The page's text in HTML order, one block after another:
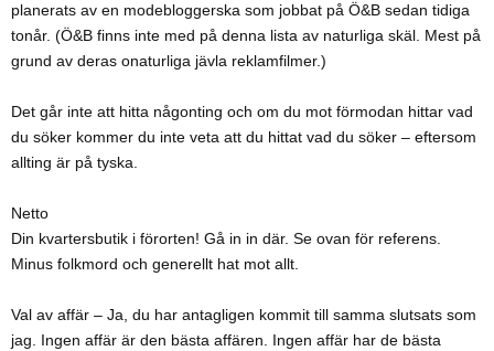
planerats av en modebloggerska som jobbat på Ö&B sedan tidiga
tonår. (Ö&B finns inte med på denna lista av naturliga skäl. Mest på
grund av deras onaturliga jävla reklamfilmer.)
Det går inte att hitta någonting och om du mot förmodan hittar vad
du söker kommer du inte veta att du hittat vad du söker – eftersom
allting är på tyska.
Netto
Din kvartersbutik i förorten! Gå in in där. Se ovan för referens.
Minus folkmord och generellt hat mot allt.
Val av affär – Ja, du har antagligen kommit till samma slutsats som
jag. Ingen affär är den bästa affären. Ingen affär har de bästa